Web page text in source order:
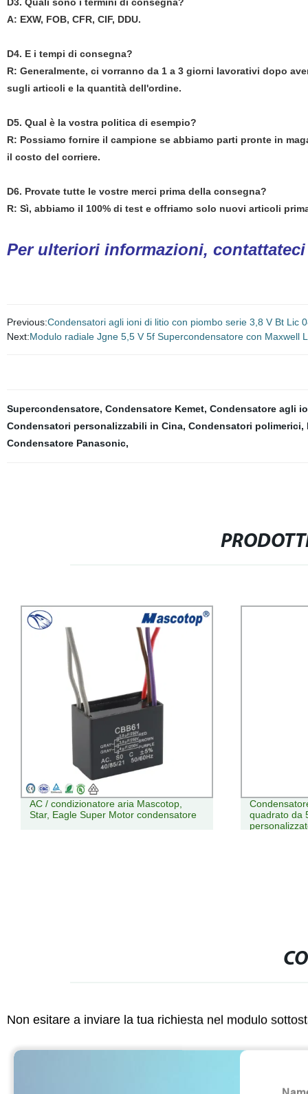
A: EXW, FOB, CFR, CIF, DDU.
D4. E i tempi di consegna?
R: Generalmente, ci vorranno da 1 a 3 giorni lavorativi dopo
sugli articoli e la quantità dell'ordine.
D5. Qual è la vostra politica di esempio?
R: Possiamo fornire il campione se abbiamo parti pronte in
il costo del corriere.
D6. Provate tutte le vostre merci prima della consegna?
R: Sì, abbiamo il 100% di test e offriamo solo nuovi articoli
Per ulteriori informazioni,
Previous:Condensatori agli ioni di litio con piombo serie 3,8 V Bt Lic
Next:Modulo radiale Jgne 5,5 V 5f Supercondensatore con Maxwell
Supercondensatore, Condensatore Kemet, Condensatore agli
Condensatori personalizzabili in Cina, Condensatori polimerici,
Condensatore Panasonic,
Condensatore a impulsi con filtro c.c.
quadrato da 500 UF 1000 VDC
Prezzo di
ibrido spray
lucentezza
Non esitare a inviare la tua richiesta nel modulo